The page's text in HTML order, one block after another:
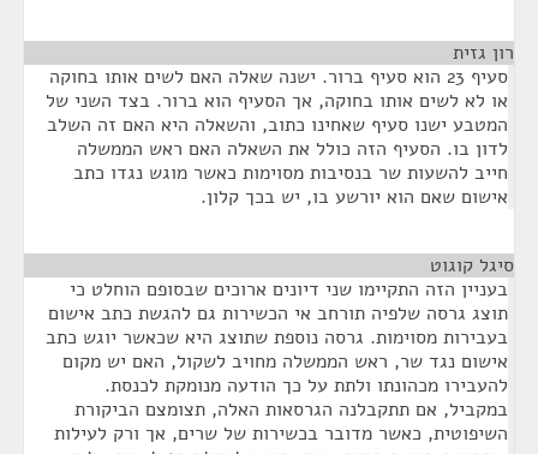
רון גזית
סעיף 23 הוא סעיף ברור. ישנה שאלה האם לשים אותו בחוקה
או לא לשים אותו בחוקה, אך הסעיף הוא ברור. בצד השני של
המטבע ישנו סעיף שאחינו כתוב, והשאלה היא האם זה השלב
לדון בו. הסעיף הזה כולל את השאלה האם ראש הממשלה
חייב להשעות שר בנסיבות מסוימות כאשר מוגש נגדו כתב
אישום שאם הוא יורשע בו, יש בכך קלון.
סיגל קוגוט
בעניין הזה התקיימו שני דיונים ארוכים שבסופם הוחלט כי
תוצג גרסה שלפיה תורחב אי הכשירות גם להגשת כתב אישום
בעבירות מסוימות. גרסה נוספת שתוצג היא שכאשר יוגש כתב
אישום נגד שר, ראש הממשלה מחויב לשקול, האם יש מקום
להעבירו מכהונתו ולתת על כך הודעה מנומקת לכנסת.
במקביל, אם תתקבלנה הגרסאות האלה, תצומצם הביקורת
השיפוטית, כאשר מדובר בכשירות של שרים, אך ורק לעילות